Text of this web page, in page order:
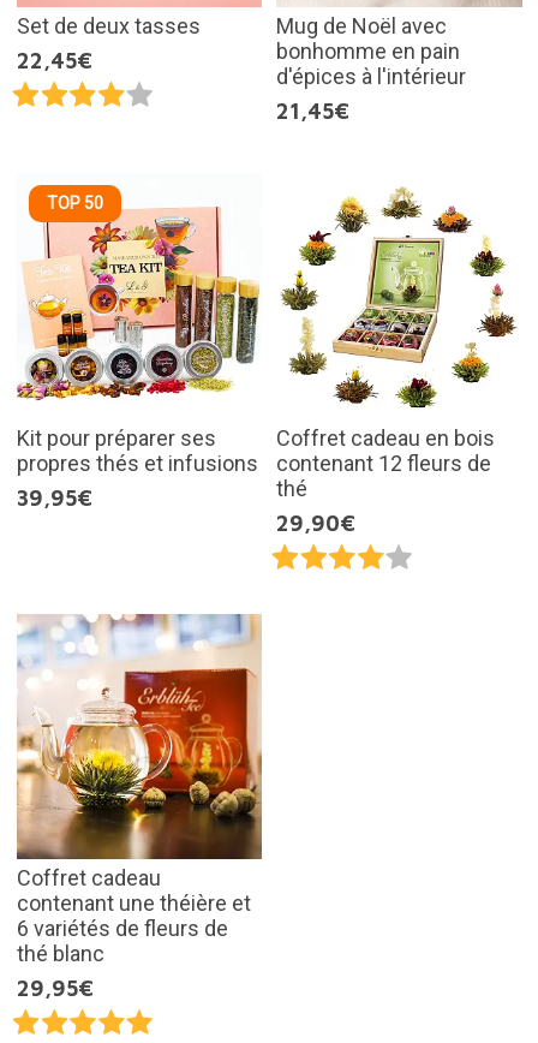
Set de deux tasses
22,45€
Mug de Noël avec
bonhomme en pain
d'épices à l'intérieur
21,45€
TOP 50
Kit pour préparer ses
propres thés et infusions
39,95€
Coffret cadeau en bois
contenant 12 fleurs de
thé
29,90€
Coffret cadeau
contenant une théière et
6 variétés de fleurs de
thé blanc
29,95€